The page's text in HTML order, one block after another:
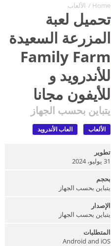
Home
/ الألعاب
تحميل لعبة
المزرعة السعيدة
Family Farm
للأندرويد و
للأيفون مجانا
يتباين بحسب الجهاز
الألعاب العاب الأندرويد
تطوير
31 يوليو، 2024
بحجم
يتباين بحسب الجهاز
الإصدار
يتباين بحسب الجهاز
المتطلبات
Android and iOS